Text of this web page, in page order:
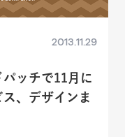
2013.11.29
ッチで11月に
、デザインま